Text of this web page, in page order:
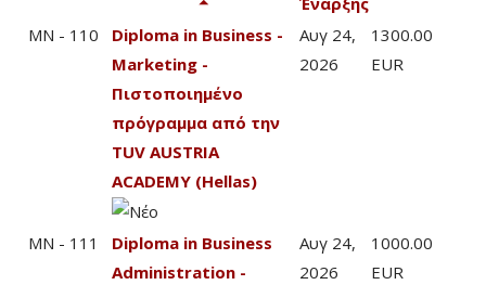
MN - 110
Diploma in Business -
Marketing -
Πιστοποιημένο
πρόγραμμα από την
TUV AUSTRIA
ACADEMY (Hellas)
Αυγ 24,
2026
1300.00
EUR
MN - 111
Diploma in Business
Administration -
Αυγ 24,
2026
1000.00
EUR